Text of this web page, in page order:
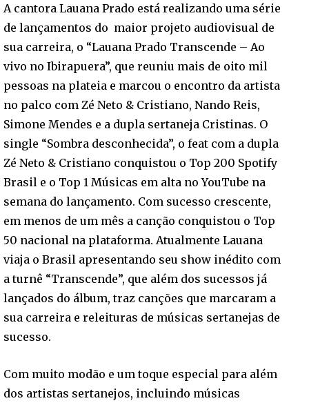
A cantora Lauana Prado está realizando uma série
de lançamentos do maior projeto audiovisual de
sua carreira, o “Lauana Prado Transcende – Ao
vivo no Ibirapuera”, que reuniu mais de oito mil
pessoas na plateia e marcou o encontro da artista
no palco com Zé Neto & Cristiano, Nando Reis,
Simone Mendes e a dupla sertaneja Cristinas. O
single “Sombra desconhecida”, o feat com a dupla
Zé Neto & Cristiano conquistou o Top 200 Spotify
Brasil e o Top 1 Músicas em alta no YouTube na
semana do lançamento. Com sucesso crescente,
em menos de um mês a canção conquistou o Top
50 nacional na plataforma. Atualmente Lauana
viaja o Brasil apresentando seu show inédito com
a turnê “Transcende”, que além dos sucessos já
lançados do álbum, traz canções que marcaram a
sua carreira e releituras de músicas sertanejas de
sucesso.
Com muito modão e um toque especial para além
dos artistas sertanejos, incluindo músicas